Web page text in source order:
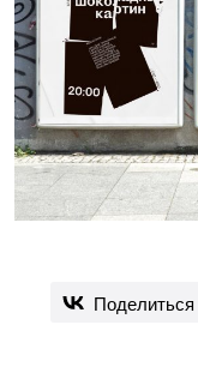
Поделиться